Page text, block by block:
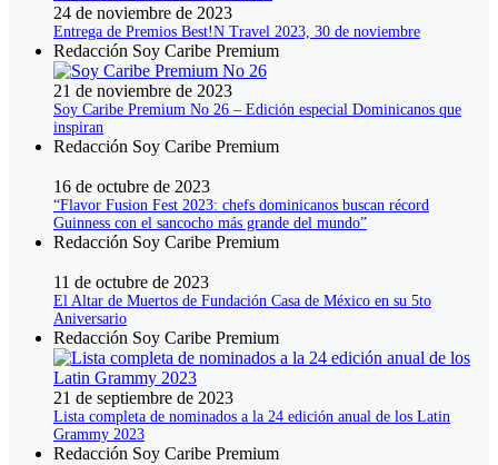
24 de noviembre de 2023
Entrega de Premios Best!N Travel 2023, 30 de noviembre
Redacción Soy Caribe Premium
21 de noviembre de 2023
Soy Caribe Premium No 26 – Edición especial Dominicanos que
inspiran
Redacción Soy Caribe Premium
16 de octubre de 2023
“Flavor Fusion Fest 2023: chefs dominicanos buscan récord
Guinness con el sancocho más grande del mundo”
Redacción Soy Caribe Premium
11 de octubre de 2023
El Altar de Muertos de Fundación Casa de México en su 5to
Aniversario
Redacción Soy Caribe Premium
21 de septiembre de 2023
Lista completa de nominados a la 24 edición anual de los Latin
Grammy 2023
Redacción Soy Caribe Premium